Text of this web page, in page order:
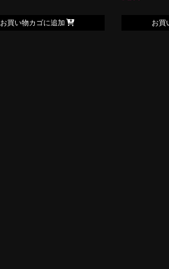
お買い物カゴに追加 お買